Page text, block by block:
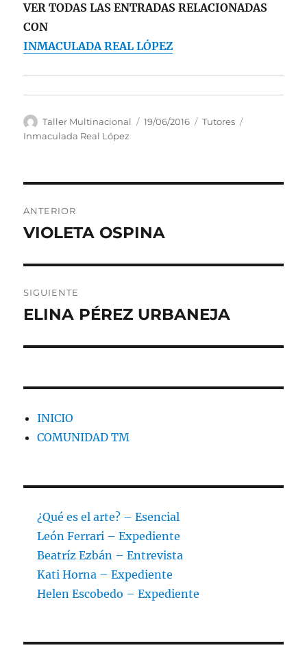
VER TODAS LAS ENTRADAS RELACIONADAS
CON
INMACULADA REAL LÓPEZ
Autor
Taller Multinacional
Publicado
19/06/2016 Categorías
Tutores
Inmaculada Real López
de
ANTERIOR
Entrada
VIOLETA OSPINA
SIGUIENTE
Entrada
ELINA PÉREZ URBANEJA
INICIO
COMUNIDAD TM
¿Qué es el arte? – Esencial
León Ferrari – Expediente
Beatríz Ezbán – Entrevista
Kati Horna – Expediente
Helen Escobedo – Expediente